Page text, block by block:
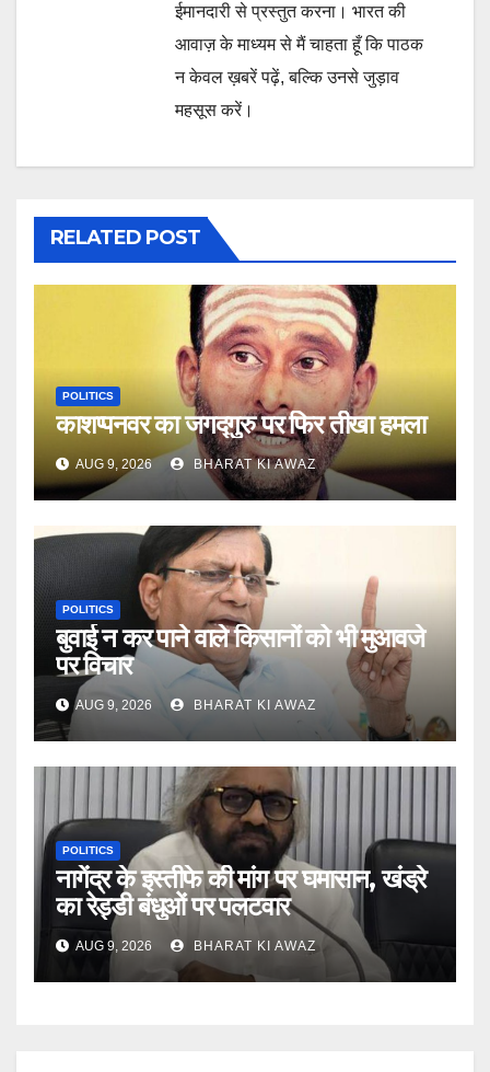
ईमानदारी से प्रस्तुत करना। भारत की
आवाज़ के माध्यम से मैं चाहता हूँ कि पाठक
न केवल ख़बरें पढ़ें, बल्कि उनसे जुड़ाव
महसूस करें।
RELATED POST
POLITICS
काशप्पनवर का जगद्गुरु पर फिर तीखा हमला
AUG 9, 2026 BHARAT KI AWAZ
POLITICS
बुवाई न कर पाने वाले किसानों को भी मुआवजे
पर विचार
AUG 9, 2026 BHARAT KI AWAZ
POLITICS
नागेंद्र के इस्तीफे की मांग पर घमासान, खंड्रे
का रेड्डी बंधुओं पर पलटवार
AUG 9, 2026 BHARAT KI AWAZ